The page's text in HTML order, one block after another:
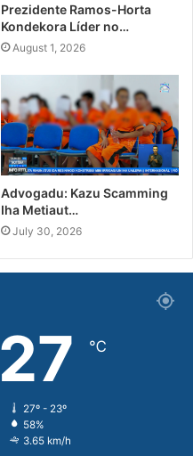
Prezidente Ramos-Horta
Kondekora Líder no…
August 1, 2026
Advogadu: Kazu Scamming
Iha Metiaut…
July 30, 2026
27 ℃
27º - 23º
58%
3.65 km/h